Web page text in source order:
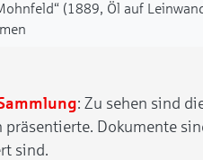
(1889, Öl auf
: Zu sehen sind
Dokumente
sind.